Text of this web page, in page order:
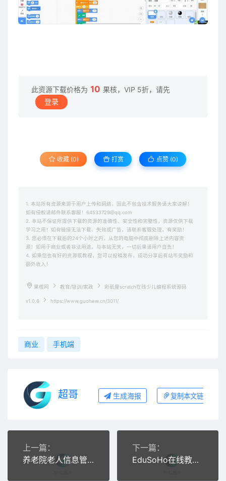
此资源下载价格为 10 果核，VIP 5折，请先
登录
收藏 (0) 打赏 点赞 (0)
1. 本站所有资源来源于用户上传和网络，因此不包含技术服务请大家谅解！
如有侵权请邮件联系客服！64533729@qq.com
2. 本站不保证所提供下载的资源的准确性、安全性和完整性，资源仅供下载
学习之用！如有链接无法下载、失效或广告，请联系客服处理，有奖励！
3. 您必须在下载后的24个小时之内，从您的电脑中彻底删除上述内容资
源！如用于商业或者非法用途，与本站无关，一切后果请用户自负！
4. 如果您也有好的资源或教程，您可以投稿发布，成功分享后有站币奖励和
额外收入！
果核网 教育/培训/家政 彩纸屋scratch在线少儿编程系统源码
v1.0.6 https://www.guohew.cn/3011/
商业 手机端
超哥 生成海报 复制本文链接
上一篇：
养老院老人信息管理系统asp.net源码
下一篇：
EduSoHo在线教育商业版：带账户充值+打折活动+学习卡+作业练习+题库增强+VIP商业插件